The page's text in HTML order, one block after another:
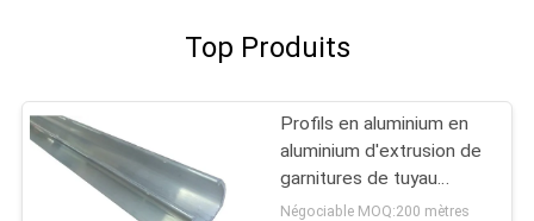
Top Produits
Profils en aluminium en
aluminium d'extrusion de
garnitures de tuyau
d'OEM 6063
Négociable MOQ:200 mètres